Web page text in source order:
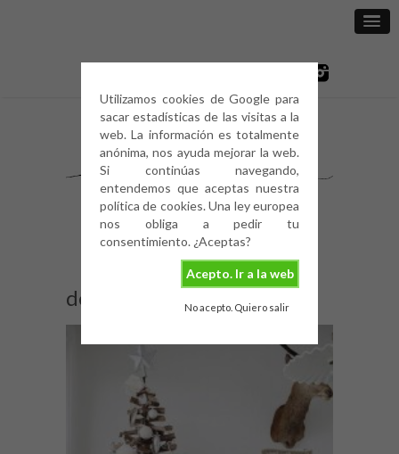
Utilizamos cookies de Google para
sacar estadísticas de las visitas a la
web. La información es totalmente
anónima, nos ayuda mejorar la web.
Si continúas navegando,
entendemos que aceptas nuestra
política de cookies. Una ley europea
nos obliga a pedir tu
consentimiento. ¿Aceptas?
Acepto. Ir a la web
No acepto. Quiero salir
decoración-navideña-4